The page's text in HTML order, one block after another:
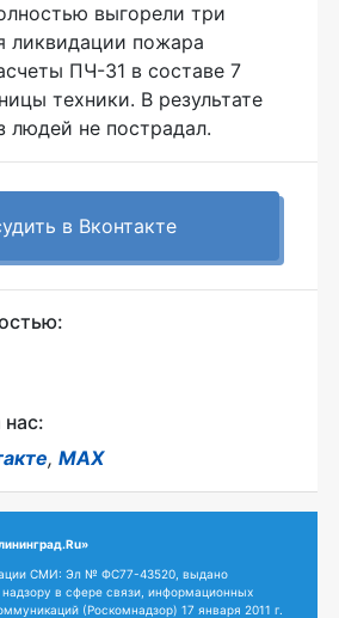
выгорели три
ликвидации пожара
ПЧ-31 в составе 7
техники. В результате
людей не пострадал.
в Вконтакте
, MAX
СМИ: Эл № ФС77-43520, выдано
в сфере связи, информационных
(Роскомнадзор) 17 января 2011 г.